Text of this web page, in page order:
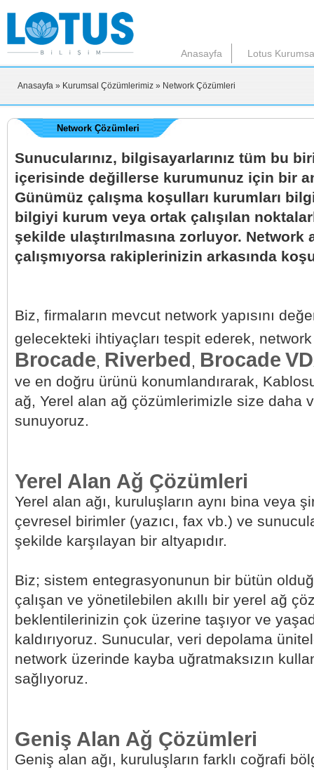
Anasayfa Lotus
Anasayfa » Kurumsal Çözümlerimiz » Network Çözümleri
Network Çözümleri
Sunucularınız, bilgisayarlarınız tüm bu
içerisinde değillerse kurumunuz için bir
Günümüz çalışma koşulları kurumları
bilgiyi kurum veya ortak çalışılan
şekilde ulaştırılmasına zorluyor. Network
çalışmıyorsa rakiplerinizin arkasında
Biz, firmaların mevcut network yapısını
gelecekteki ihtiyaçları tespit ederek,
Brocade, Riverbed, Brocade
ve en doğru ürünü konumlandırarak,
ağ, Yerel alan ağ çözümlerimizle size daha
sunuyoruz.
Yerel Alan Ağ Çözümleri
Yerel alan ağı, kuruluşların aynı bina veya
çevresel birimler (yazıcı, fax vb.) ve
şekilde karşılayan bir altyapıdır.
Biz; sistem entegrasyonunun bir bütün
çalışan ve yönetilebilen akıllı bir yerel ağ
beklentilerinizin çok üzerine taşıyor ve
kaldırıyoruz. Sunucular, veri depolama
network üzerinde kayba uğratmaksızın
sağlıyoruz.
Geniş Alan Ağ Çözümleri
Geniş alan ağı, kuruluşların farklı coğrafi